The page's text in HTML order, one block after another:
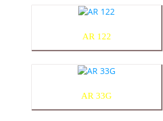
AR 122
AR 33G